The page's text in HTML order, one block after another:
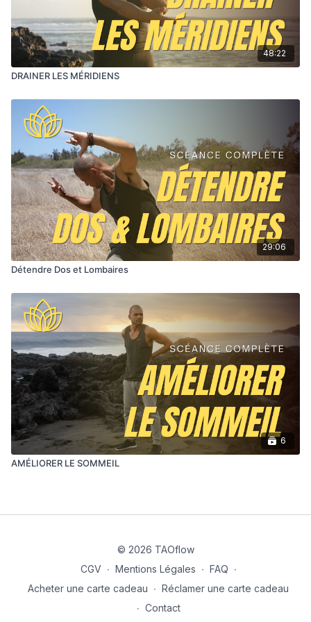
48:22
DRAINER LES MÉRIDIENS
29:06
Détendre Dos et Lombaires
6
AMÉLIORER LE SOMMEIL
© 2026 TAOflow
CGV ∙ Mentions Légales ∙ FAQ ∙
Acheter une carte cadeau ∙ Réclamer une carte cadeau
∙ Contact